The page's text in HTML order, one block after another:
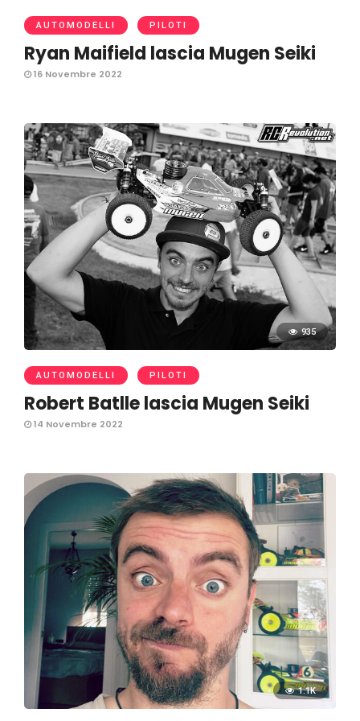
AUTOMODELLI PILOTI
Ryan Maifield lascia Mugen Seiki
16 Novembre 2022
935
AUTOMODELLI PILOTI
Robert Batlle lascia Mugen Seiki
14 Novembre 2022
1.1K